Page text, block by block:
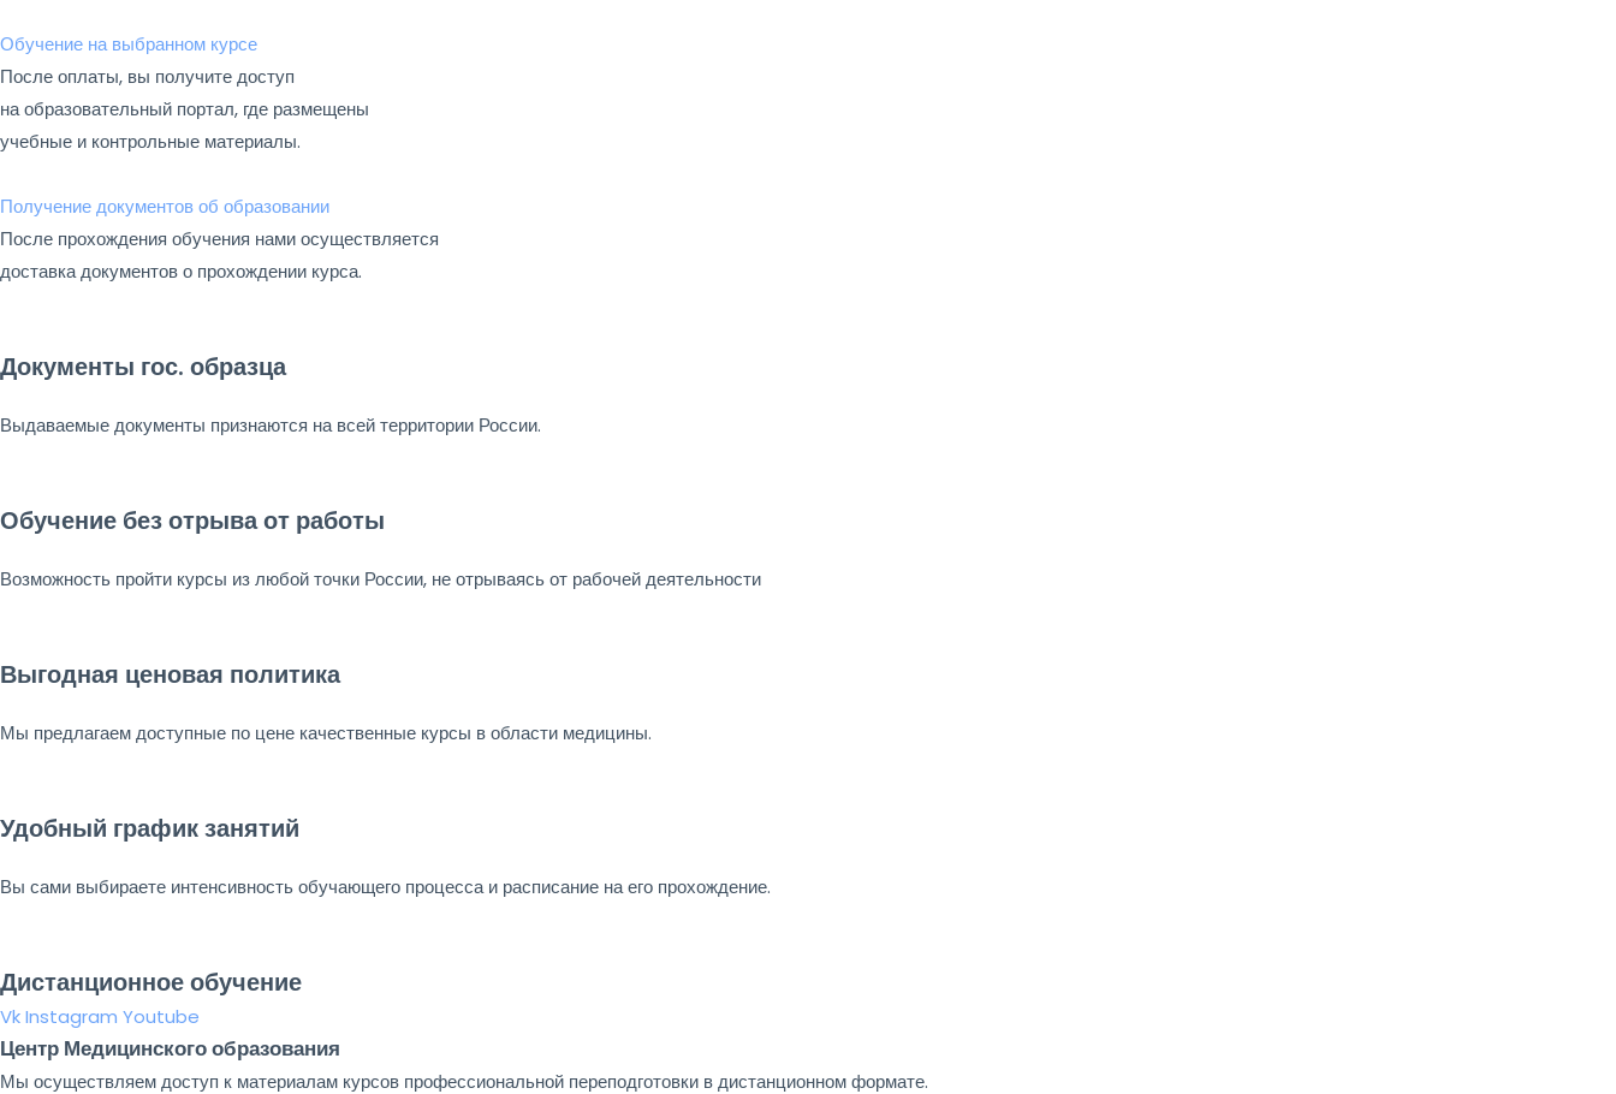
Обучение на выбранном курсе
После оплаты, вы получите доступ
на образовательный портал, где размещены
учебные и контрольные материалы.
Получение документов об образовании
После прохождения обучения нами осуществляется
доставка документов о прохождении курса.
Документы гос. образца
Выдаваемые документы признаются на всей территории России.
Обучение без отрыва от работы
Возможность пройти курсы из любой точки России, не отрываясь от рабочей деятельности
Выгодная ценовая политика
Мы предлагаем доступные по цене качественные курсы в области медицины.
Удобный график занятий
Вы сами выбираете интенсивность обучающего процесса и расписание на его прохождение.
Дистанционное обучение
VkInstagram Youtube
Центр Медицинского образования
Мы осуществляем доступ к материалам курсов профессиональной переподготовки в дистанционном формате.